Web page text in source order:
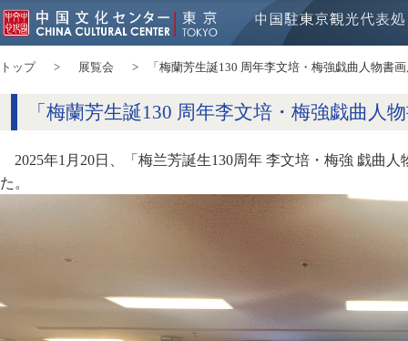
トップ 展覧会 「梅蘭芳生誕130 周年李文培・梅強戯曲人物書
「梅蘭芳生誕130 周年李文培・梅強戯曲人
2025年1月20日、「梅兰芳誕生130周年 李文培・梅強 戯曲
た。